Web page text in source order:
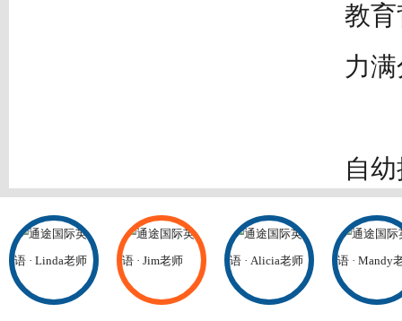
教
力
自
绩
通